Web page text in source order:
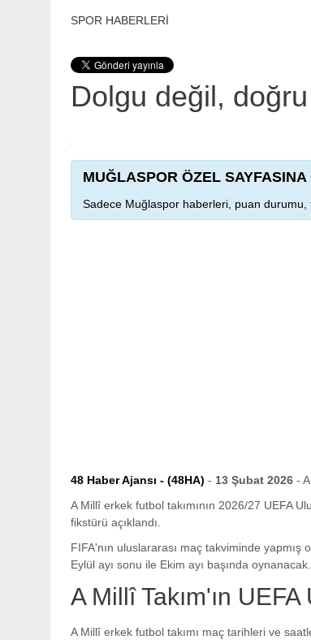
SPOR HABERLERİ
Dolgu değil,
MUĞLASPOR ÖZEL SAYFASINA
Sadece Muğlaspor haberleri, puan durumu,
48 Haber Ajansı - (48HA) - 13 Şubat 2026 -
A Millî erkek futbol takımının 2026/27 UEFA
fikstürü açıklandı.
FIFA'nın uluslararası maç takviminde
Eylül ayı sonu ile Ekim ayı başında
A Millî Takım'ın
A Millî erkek futbol takımı maç tarihleri ve